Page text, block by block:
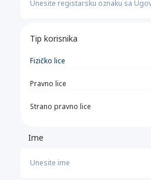
Tip korisnika
Fizičko lice
Pravno lice
Strano pravno lice
Ime